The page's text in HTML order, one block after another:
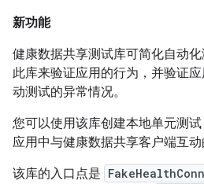
新功能
健康数据共享测试库可简化自动
此库来验证应用的行为，并验证
动测试的异常情况。
您可以使用该库创建本地单元测
应用中与健康数据共享客户端互动
该库的入口点是